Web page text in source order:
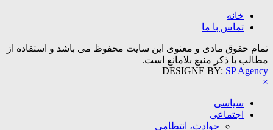
خانه
تماس با ما
تمام حقوق مادی و معنوی این سایت محفوظ می باشد و استفاده از
مطالب با ذکر منبع بلامانع است.
DESIGNE BY: SP Agency
×
سیاسی
اجتماعی
حوادث، انتظامی